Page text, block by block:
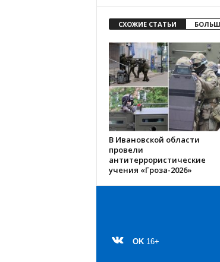
СХОЖИЕ СТАТЬИ
В Ивановской области
провели
антитеррористические
учения «Гроза-2026»
OK 16+